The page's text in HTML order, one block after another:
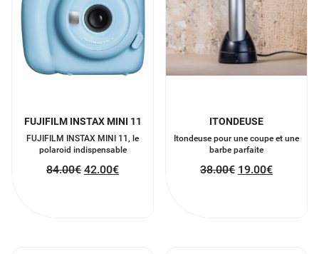
FUJIFILM INSTAX MINI 11
FUJIFILM INSTAX MINI 11, le
polaroid indispensable
84.00€ 42.00€
ITONDEUSE
Itondeuse pour une coupe et une
barbe parfaite
38.00€ 19.00€